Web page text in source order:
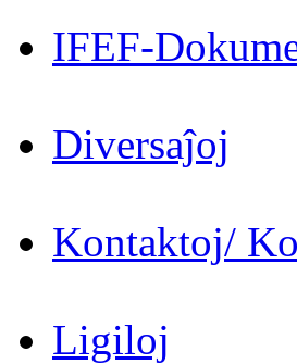
IFEF-
Diversaĵoj
Kontaktoj/
Ligiloj